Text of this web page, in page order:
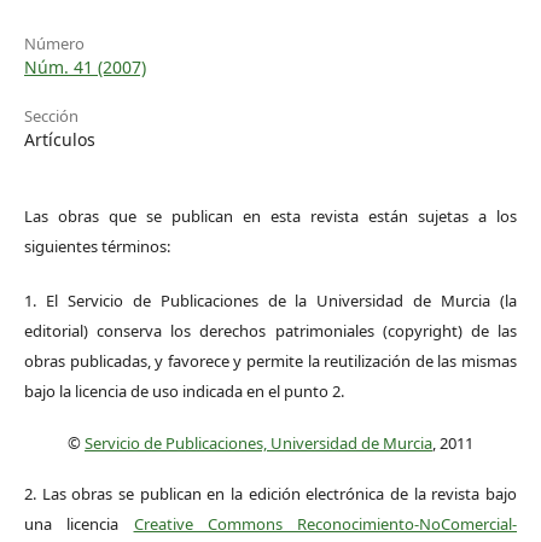
Número
Núm. 41 (2007)
Sección
Artículos
Las obras que se publican en esta revista están sujetas a los
siguientes términos:
1. El Servicio de Publicaciones de la Universidad de Murcia (la
editorial) conserva los derechos patrimoniales (copyright) de las
obras publicadas, y favorece y permite la reutilización de las mismas
bajo la licencia de uso indicada en el punto 2.
©Servicio de Publicaciones, Universidad de Murcia, 2011
2. Las obras se publican en la edición electrónica de la revista bajo
una licencia Creative Commons Reconocimiento-NoComercial-